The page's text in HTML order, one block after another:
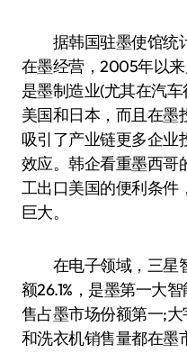
据韩国驻墨使馆统
在墨经营，2005年以
是墨制造业(尤其在汽
美国和日本，而且在墨
吸引了产业链更多企业
效应。韩企看重墨西哥
工出口美国的便利条件
巨大。
在电子领域，三星
额26.1%，是墨第一大
售占墨市场份额第一;
和洗衣机销售量都在墨